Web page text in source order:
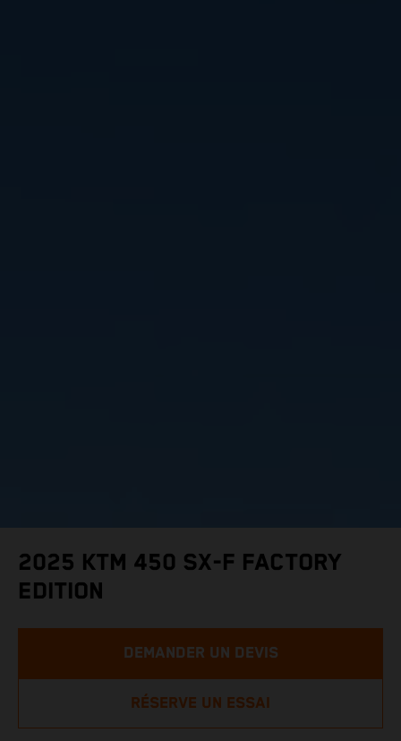
2025 KTM 450 SX-F FACTORY
EDITION
DEMANDER UN DEVIS
RÉSERVE UN ESSAI